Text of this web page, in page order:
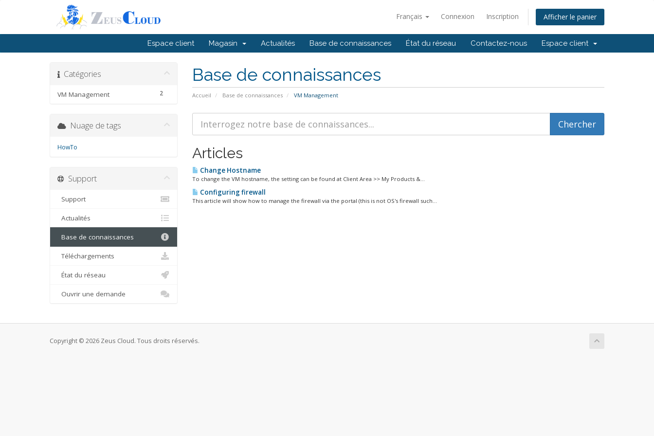
Français Connexion Inscription Afficher le panier
Espace client Magasin Actualités Base de connaissances État du réseau Contactez-nous Espace client
Base de connaissances
Accueil Base de connaissances VM Management
Catégories
2
VM Management
Articles
Change Hostname
To change the VM hostname, the setting can be found at Client Area >> My Products &...
Configuring firewall
This article will show how to manage the firewall via the portal (this is not OS's firewall such...
Nuage de tags
HowTo
Support
Support
Actualités
Base de connaissances
Téléchargements
État du réseau
Ouvrir une demande
Copyright © 2026 Zeus Cloud. Tous droits réservés.